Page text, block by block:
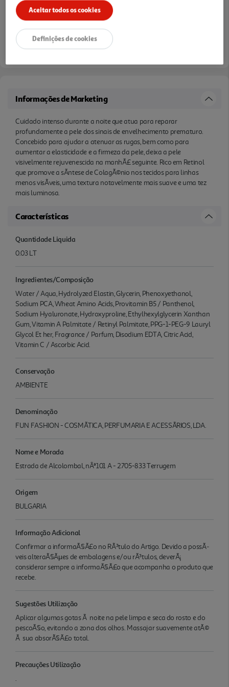
Informações de Marketing
Cuidado intenso durante a noite que atua para reparar
profundamente a pele dos sinais de envelhecimento prematuro.
Concebido para ajudar a atenuar as rugas, bem como para
aumentar a elasticidade e a firmeza da pele, deixa a pele
visivelmente rejuvenescida na manhÃ£ seguinte. Rico em Retinol
que promove a sÃ­ntese de ColagÃ©nio nos tecidos para linhas
menos visÃ­veis, uma textura notavelmente mais suave e uma tez
mais luminosa.
Características
Quantidade Liquida
0.03 LT
Ingredientes/Composição
Water / Aqua, Hydrolyzed Elastin, Glycerin, Phenoxyethanol,
Sodium PCA, Wheat Amino Acids, Provitamin B5 / Panthenol,
Sodium Hyaluronate, Hydroxyproline, Ethylhexylglycerin Xanthan
Gum, Vitamin A Palmitate / Retinyl Palmitate, PPG-1-PEG-9 Lauryl
Glycol Et her, Fragrance / Parfum, Disodium EDTA, Citric Acid,
Vitamin C / Ascorbic Acid.
Conservação
AMBIENTE
Denominação
FUN FASHION - COSMÃTICA, PERFUMARIA E ACESSÃRIOS, LDA.
Nome e Morada
Estrada de Alcolombal, nÂª101 A - 2705-833 Terrugem
Origem
BULGARIA
Informação Adicional
Confirmar a informaÃ§Ã£o no RÃ³tulo do Artigo. Devido a possÃ­
veis alteraÃ§Ãµes de embalagens e/ou rÃ³tulos, deverÃ¡
considerar sempre a informaÃ§Ã£o que acompanha o produto que
recebe.
Sugestões Utilização
Aplicar algumas gotas Ã noite na pele limpa e seca do rosto e do
pescoÃ§o, evitando a zona dos olhos. Massajar suavemente atÃ©
Ã sua absorÃ§Ã£o total.
Precauções Utilização
.
Aceitar todos os cookies
Definições de cookies